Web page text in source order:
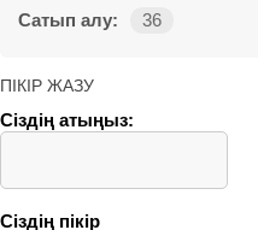
Сатып алу: 36
ПІКІР ЖАЗУ
Сіздің атыңыз:
Сіздің пікір